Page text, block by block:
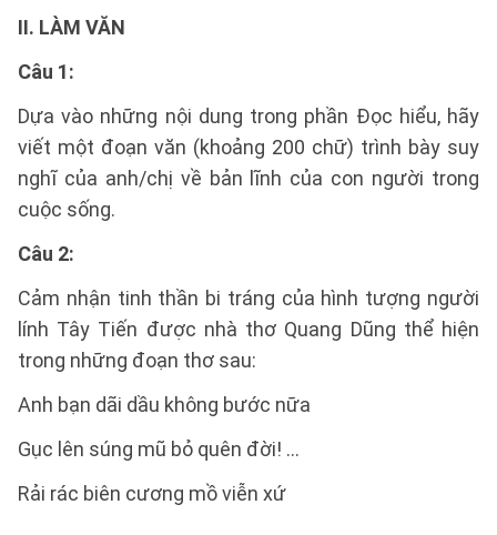
II. LÀM VĂN
Câu 1:
Dựa vào những nội dung trong phần Đọc hiểu, hãy
viết một đoạn văn (khoảng 200 chữ) trình bày suy
nghĩ của anh/chị về bản lĩnh của con người trong
cuộc sống.
Câu 2:
Cảm nhận tinh thần bi tráng của hình tượng người
lính Tây Tiến được nhà thơ Quang Dũng thể hiện
trong những đoạn thơ sau:
Anh bạn dãi dầu không bước nữa
Gục lên súng mũ bỏ quên đời! ...
Rải rác biên cương mồ viễn xứ